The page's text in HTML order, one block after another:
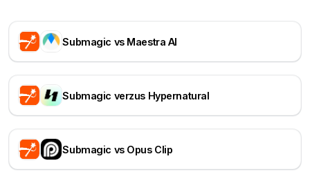
Submagic vs Maestra AI
Submagic verzus Hypernatural
Submagic vs Opus Clip